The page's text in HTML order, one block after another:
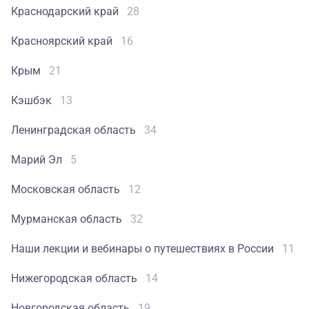
Краснодарский край 28
Красноярский край 16
Крым 21
Кэшбэк 13
Ленинградская область 34
Марий Эл 5
Московская область 12
Мурманская область 32
Наши лекции и вебинары о путешествиях в России 11
Нижегородская область 14